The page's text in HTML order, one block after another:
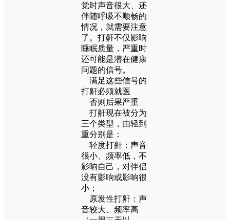
觉时声音很大、还
伴随呼吸不顺畅的
情况，就需要注意
了。打鼾不仅影响
睡眠质量，严重时
还可能是潜在健康
问题的信号。
满足这些信号的
打鼾必须就医
否则后果严重
打鼾现在被分为
三个类型，由轻到
重分别是：
轻度打鼾：声音
很小、频率低，不
影响自己，对伴侣
没有影响或影响很
小；
原发性打鼾：声
音较大、频率高